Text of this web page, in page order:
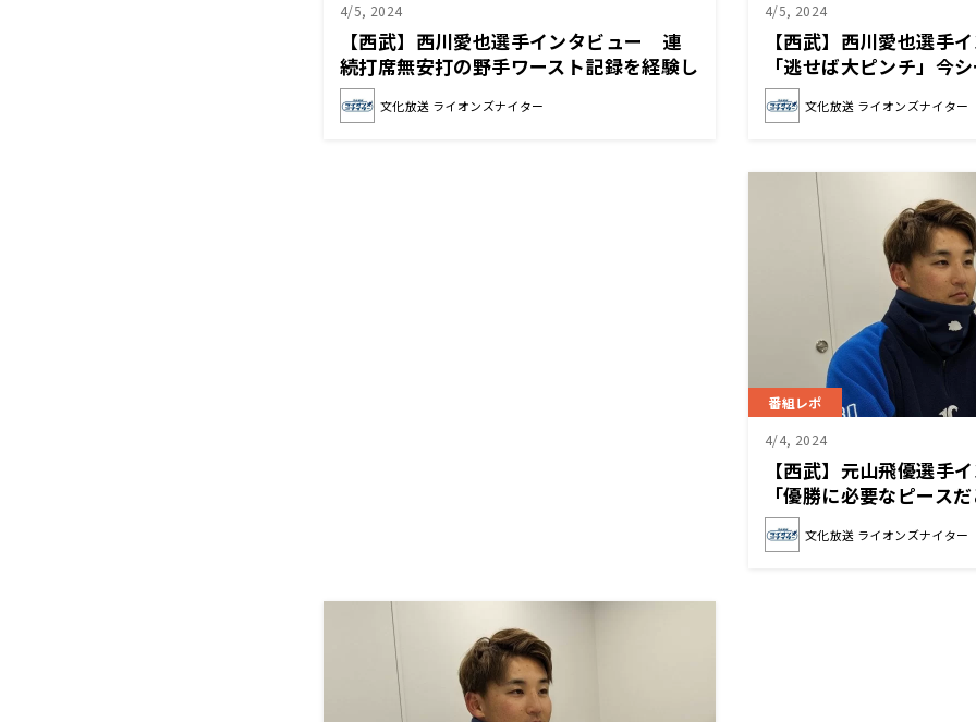
4/5, 2024
【西武】西川愛也選手インタビュー 連
続打席無安打の野手ワースト記録を経験し
たことで「ヒット1本の価値、重さは一番
自分がわかっている」
文化放送 ライオンズナイター
4/5, 2024
【西武】西川愛也選手
「逃せば大ピンチ」今
いとは？
文化放送 ライオンズナイター
番組レポ
4/4, 2024
【西武】元山飛優選手
「優勝に必要なピース
ような選手になりたい」
文化放送 ライオンズナイター